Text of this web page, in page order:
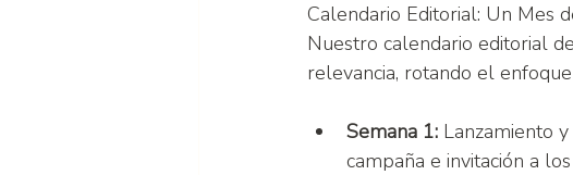
Calendario Editorial: Un Mes
Nuestro calendario editorial
relevancia, rotando el
Semana 1: Lanzamiento
campaña e invitación a